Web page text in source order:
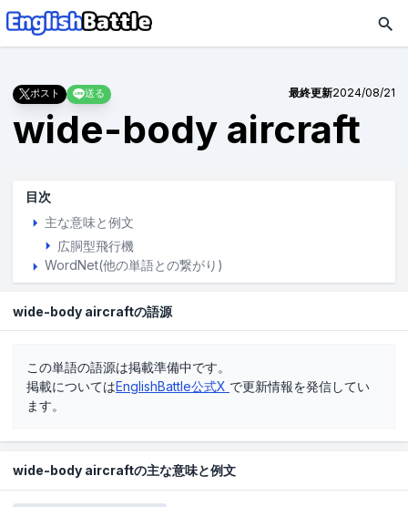
ポスト 送る 最終更新2024/08/21
wide-body aircraft
目次
主な意味と例文
広胴型飛行機
WordNet(他の単語との繋がり)
wide-body aircraftの語源
この単語の語源は掲載準備中です。
掲載についてはEnglishBattle公式X で更新情報を発信してい
ます。
wide-body aircraftの主な意味と例文